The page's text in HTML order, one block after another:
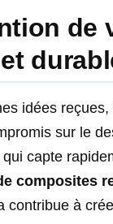
idées
sur le
capte
composites
contribue à